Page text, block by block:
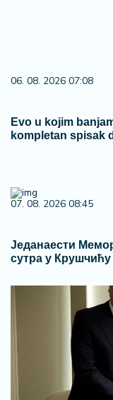
06. 08. 2026 07:08
Evo u kojim
kompletan spisak
07. 08. 2026 08:45
Једанаести
сутра у Крушчићу